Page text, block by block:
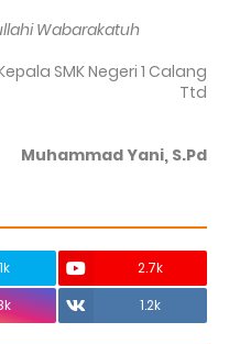
Wabarakatuh
SMK Negeri 1 Calang
Ttd
Muhammad Yani, S.Pd
2.7k
1.2k